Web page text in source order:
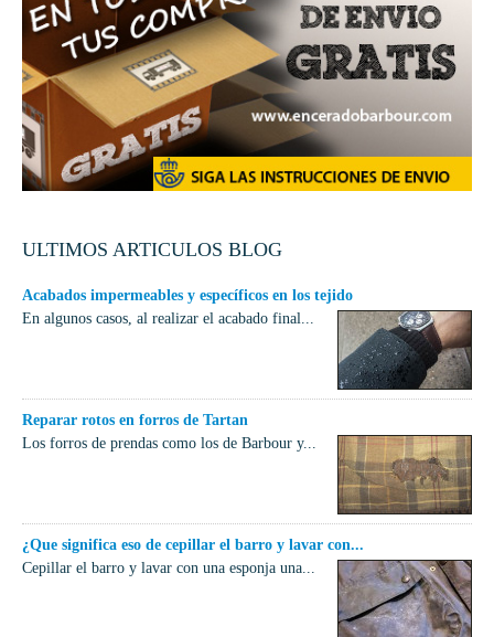
ULTIMOS ARTICULOS BLOG
Acabados impermeables y específicos en los tejido
En algunos casos, al realizar el acabado final...
Reparar rotos en forros de Tartan
Los forros de prendas como los de Barbour y...
¿Que significa eso de cepillar el barro y lavar con...
Cepillar el barro y lavar con una esponja una...